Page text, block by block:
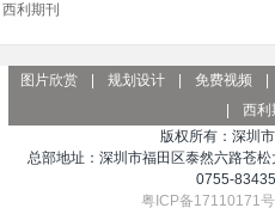
西利期刊
图片欣赏 规划设计 免费视频
西利
版权所有：深圳
总部地址：深圳市福田区泰然六路苍
0755-
粤ICP备17110171号